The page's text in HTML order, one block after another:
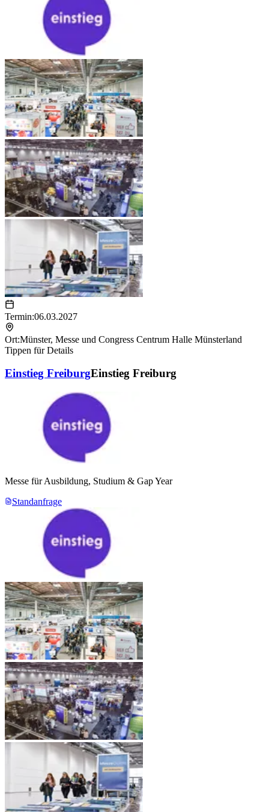
Termin:06.03.2027
Ort:Münster, Messe und Congress Centrum Halle Münsterland
Tippen für Details
Einstieg FreiburgEinstieg Freiburg
Messe für Ausbildung, Studium & Gap Year
Standanfrage